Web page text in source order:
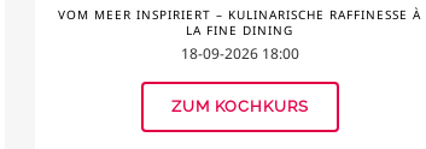
VOM MEER INSPIRIERT – KULINARISCHE RAFFINESSE À
LA FINE DINING
18-09-2026 18:00
ZUM KOCHKURS